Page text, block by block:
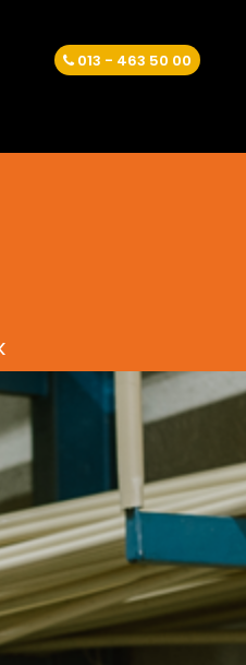
013 - 463 50 00